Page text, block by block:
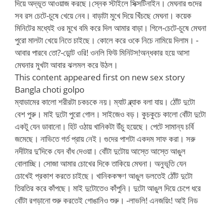
দিয়ে অদ্ভূত আওয়াজ করছে।স্নেক স্টাইলে সিক্সটিনাইন। মেঘনার গুদের
সব রস চেটে-চুষে খেয়ে নেব। বাড়াটা মুখে দিয়ে খিঁচছে মেঘনা। কয়েক
মিনিটের মধ্যেই ওর মুখে বমি করে দিল আমার বাড়া। গিলে-চেটে-চুষে মেঘনা
পুরো মালটা খেয়ে নিতে চাইছে। কোলে করে ওকে নিচে নামিয়ে দিলাম। -
আবার পারবে তো?-ডোন্ট ওরি! ওনলি ফিউ মিনিটস!অন্ধকার হয়ে আসা
মেঘনার মুখটা আবার ঝলমল করে উঠল।
This content appeared first on new sex story
Bangla choti golpo
ম্যাডামের কালো শরীরটা চকচকে নয়। ম্যাট ব্ল্যাক বলা যায়। ঠোঁট দুটো
বেশ পুরু। মাই দুটো পুরো গোল। সাইজেও বড়। কুচকুচে কালো বোঁটা দুটো
একটু যেন ডাবানো। হিট ওঠায় খানিকটা উঁচু হয়েছে। পেটে সামান্য চর্বি
জমেছে। নাভিতে গর্ত প্রায় নেই। গুদের পাশটা একদম সাফ করা। সরু
নদীটার দু’দিকে যেন বাঁধ দেওয়া। বোঁটা দুটোয় আস্তে আস্তে আঙুল
বোলাচ্ছি। সোজা আমার চোখের দিকে তাকিয়ে মেঘনা। অনুভূতি যেন
চোখেই প্রকাশ করতে চাইছে। খানিককক্ষণ আঙুল ডলতেই ঠোঁট দুটো
তিরতির করে কাঁপছে। মাই দুটোতেও কাঁপুনি। দুটো আঙুল দিয়ে চেপে ধরে
বোঁটা রগড়ানো শুরু করতেই গোঙানিও শুরু। -লাভলি! এনজয়িং! আই নিড